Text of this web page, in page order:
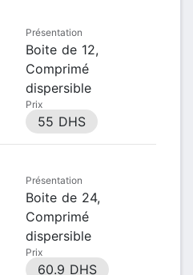
Présentation
Boite de 12,
Comprimé
dispersible
Prix
55 DHS
Présentation
Boite de 24,
Comprimé
dispersible
Prix
60.9 DHS